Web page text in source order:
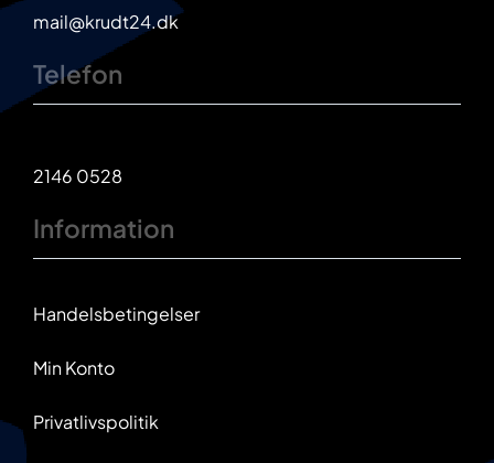
mail@krudt24.dk
Telefon
2146 0528
Information
Handelsbetingelser
Min Konto
Privatlivspolitik